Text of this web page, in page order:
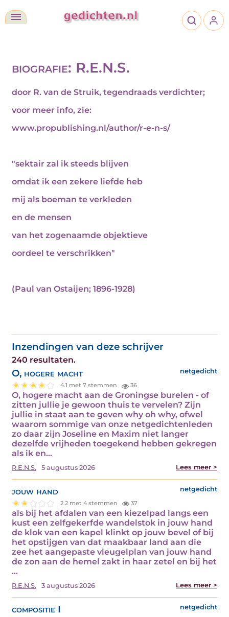
biografie: R.E.N.S.
door R. van de Struik, tegendraads verdichter;
voor meer info, zie:
www.propublishing.nl/author/r-e-n-s/
"sektair zal ik steeds blijven
omdat ik een zekere liefde heb
mij als boeman te verkleden
en de mensen
van het zogenaamde objektieve
oordeel te verschrikken"
(Paul van Ostaijen; 1896-1928)
Inzendingen van deze schrijver
240 resultaten.
O, hogere macht netgedicht
4.1 met 7 stemmen 36
O, hogere macht aan de Groningse burelen - of
zitten jullie je gewoon thuis te vervelen? Zijn
jullie in staat aan te geven why oh why, ofwel
waarom sommige van onze netgedichtenleden
zo daar zijn Joseline en Maxim niet langer
dezelfde vrijheden toegekend hebben gekregen
als ik en...
R.E.N.S. 5 augustus 2026 Lees meer >
jouw hand netgedicht
2.2 met 4 stemmen 37
als bij het afdalen van een kiezelpad langs een
kust een zelfgekerfde wandelstok in jouw hand
de klok van een kapel klinkt op jouw bevel of bij
het opstijgen van dat maakbaar land aan die
zee het aangepaste vleugelplan van jouw hand
de zon aan de hemel zakt in haar zetel en bij het
...
R.E.N.S. 3 augustus 2026 Lees meer >
compositie I netgedicht